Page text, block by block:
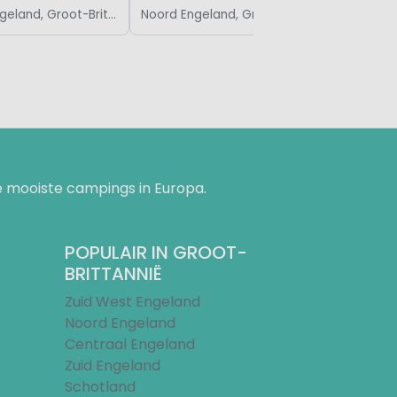
Noord Engeland, Groot-Brittannië
campings in Europa.
POPULAIR IN GROOT-
BRITTANNIË
Zuid West Engeland
Noord Engeland
Centraal Engeland
Zuid Engeland
Schotland